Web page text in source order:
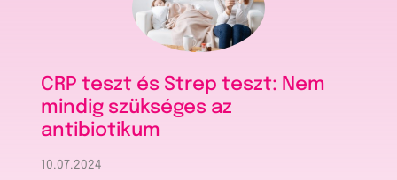
CRP teszt és Strep teszt: Nem
mindig szükséges az
antibiotikum
10.07.2024